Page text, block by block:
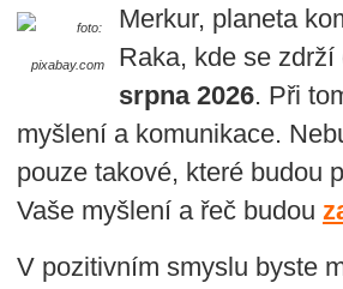
foto:
pixabay.com
Merkur, planeta
Raka, kde se
srpna 2026. Při
myšlení a komunikace.
pouze takové, které budou
Vaše myšlení a řeč budou
V pozitivním smyslu byste